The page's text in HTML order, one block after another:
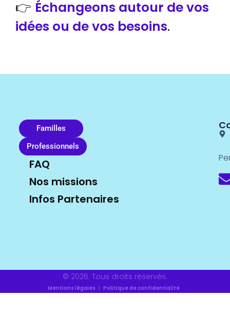
👉 Échangeons autour de vos
idées ou de vos besoins.
Familles
Professionnels
FAQ
Nos missions
Infos Partenaires
© 2026. Tous droits réservés.
Mentions légales| Politique de confidentialité